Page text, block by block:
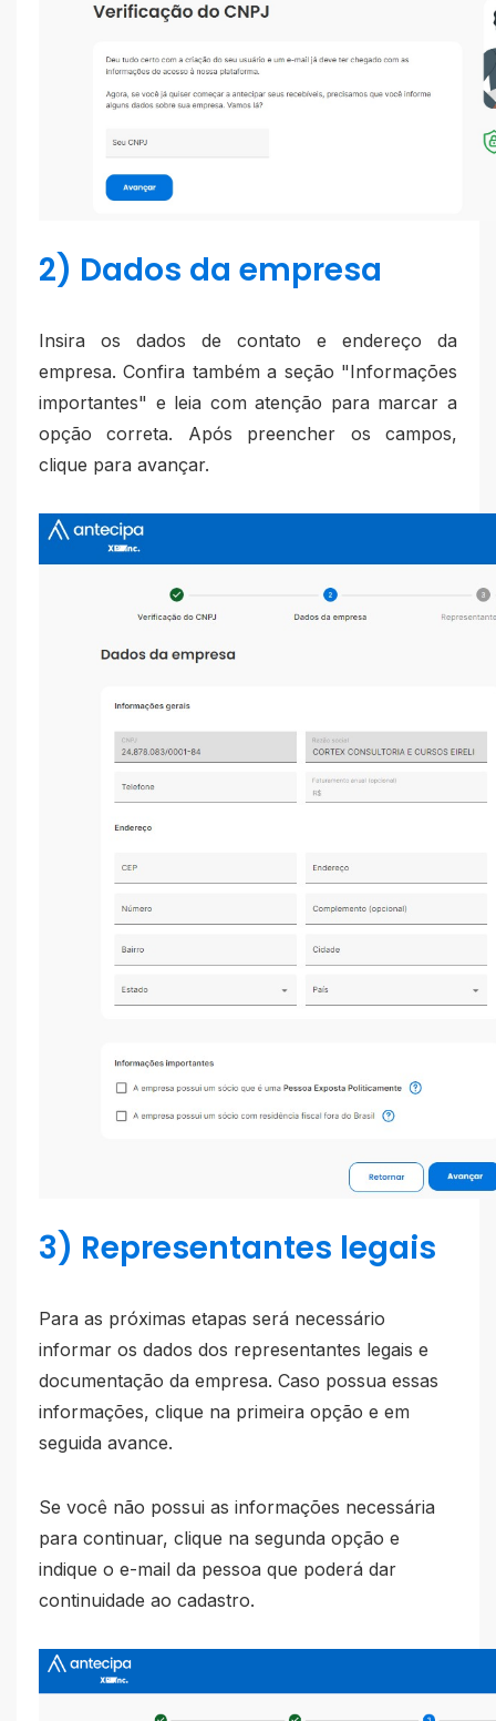
2) Dados da empresa
Insira os dados de contato e endereço da
empresa. Confira também a seção "Informações
importantes" e leia com atenção para marcar a
opção correta. Após preencher os campos,
clique para avançar.
3) Representantes legais
Para as próximas etapas será necessário
informar os dados dos representantes legais e
documentação da empresa. Caso possua essas
informações, clique na primeira opção e em
seguida avance.
Se você não possui as informações necessária
para continuar, clique na segunda opção e
indique o e-mail da pessoa que poderá dar
continuidade ao cadastro.